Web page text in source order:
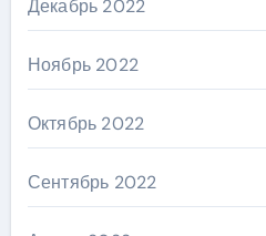
Декабрь 2022
Ноябрь 2022
Октябрь 2022
Сентябрь 2022